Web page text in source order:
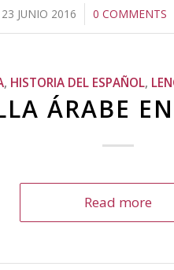
23 JUNIO 2016
/ 0 COMMENTS
/
, HISTORIA DEL ESPAÑOL,
ÁRABE
Read more